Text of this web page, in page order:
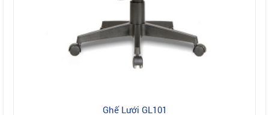
Ghế Lưới GL101